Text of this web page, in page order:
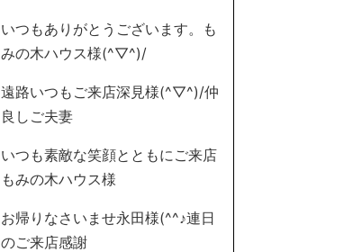
いつもありがとうございます。も
みの木ハウス様(^▽^)/
遠路いつもご来店深見様(^▽^)/仲
良しご夫妻
いつも素敵な笑顔とともにご来店
もみの木ハウス様
お帰りなさいませ永田様(^^♪連日
のご来店感謝